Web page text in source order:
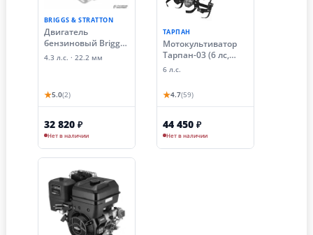
BRIGGS & STRATTON
Двигатель
бензиновый Briggs
& Stratton 675EXI
4.3 л.с. · 22.2 мм
★5.0(2)
32 820 ₽
Нет в наличии
ТАРПАН
Мотокультиватор
Тарпан-03 (6 лс,
двигатель Briggs &
6 л.с.
★4.7(59)
44 450 ₽
Нет в наличии